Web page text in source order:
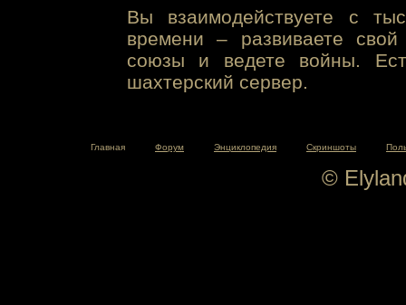
Вы взаимодействуете с
времени – развиваете свой
союзы и ведете войны.
шахтерский сервер.
Главная Форум Энциклопедия Скриншоты
©